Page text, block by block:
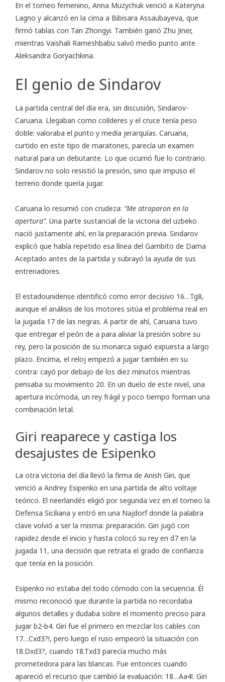
En el torneo femenino, Anna Muzychuk venció a Kateryna
Lagno y alcanzó en la cima a Bibisara Assaubayeva, que
firmó tablas con Tan Zhongyi. También ganó Zhu Jiner,
mientras Vaishali Rameshbabu salvó medio punto ante
Aleksandra Goryachkina.
El genio de Sindarov
La partida central del día era, sin discusión, Sindarov-
Caruana. Llegaban como colíderes y el cruce tenía peso
doble: valoraba el punto y medía jerarquías. Caruana,
curtido en este tipo de maratones, parecía un examen
natural para un debutante. Lo que ocurrió fue lo contrario.
Sindarov no solo resistió la presión, sino que impuso el
terreno donde quería jugar.
Caruana lo resumió con crudeza: “Me atraparon en la
apertura”. Una parte sustancial de la victoria del uzbeko
nació justamente ahí, en la preparación previa. Sindarov
explicó que había repetido esa línea del Gambito de Dama
Aceptado antes de la partida y subrayó la ayuda de sus
entrenadores.
El estadounidense identificó como error decisivo 16…Tg8,
aunque el análisis de los motores sitúa el problema real en
la jugada 17 de las negras. A partir de ahí, Caruana tuvo
que entregar el peón de a para aliviar la presión sobre su
rey, pero la posición de su monarca siguió expuesta a largo
plazo. Encima, el reloj empezó a jugar también en su
contra: cayó por debajo de los diez minutos mientras
pensaba su movimiento 20. En un duelo de este nivel, una
apertura incómoda, un rey frágil y poco tiempo forman una
combinación letal.
Giri reaparece y castiga los
desajustes de Esipenko
La otra victoria del día llevó la firma de Anish Giri, que
venció a Andrey Esipenko en una partida de alto voltaje
teórico. El neerlandés eligió por segunda vez en el torneo la
Defensa Siciliana y entró en una Najdorf donde la palabra
clave volvió a ser la misma: preparación. Giri jugó con
rapidez desde el inicio y hasta colocó su rey en d7 en la
jugada 11, una decisión que retrata el grado de confianza
que tenía en la posición.
Esipenko no estaba del todo cómodo con la secuencia. Él
mismo reconoció que durante la partida no recordaba
algunos detalles y dudaba sobre el momento preciso para
jugar b2-b4. Giri fue el primero en mezclar los cables con
17…Cxd3?!, pero luego el ruso empeoró la situación con
18.Dxd3?, cuando 18.Txd3 parecía mucho más
prometedora para las blancas. Fue entonces cuando
apareció el recurso que cambió la evaluación: 18…Aa4!. Giri